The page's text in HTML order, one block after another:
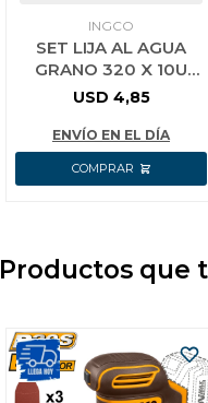
INGCO
SET LIJA AL AGUA
GRANO 320 X 10U
INGCO AKHS11320
USD 4,85
ENVÍO EN EL DÍA
Productos que